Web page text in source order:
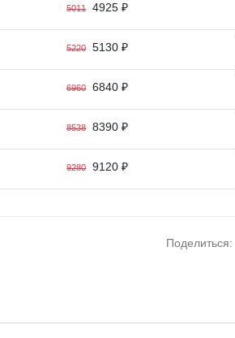
50114925 ₽
52205130 ₽
69606840 ₽
85388390 ₽
92809120 ₽
18 56018 240 ₽
Поделиться: